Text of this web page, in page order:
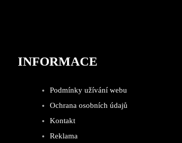
INFORMACE
Podmínky užívání webu
Ochrana osobních údajů
Kontakt
Reklama